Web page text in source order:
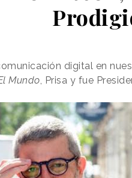
digital en
Mundo, Prisa y fue